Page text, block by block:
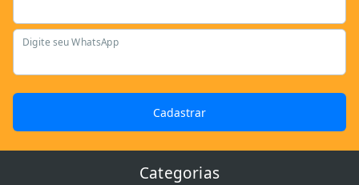
Digite seu WhatsApp
Cadastrar
Categorias